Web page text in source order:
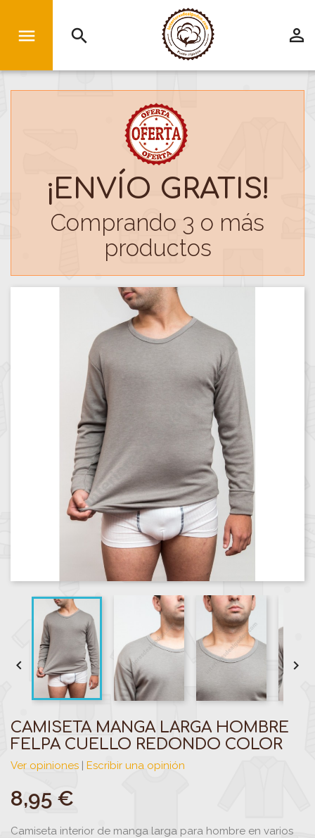
 search 
¡ENVÍO GRATIS!
Comprando 3 o más
productos
 
CAMISETA MANGA LARGA HOMBRE
FELPA CUELLO REDONDO COLOR
Ver opiniones | Escribir una opinión
8,95 €
Camiseta interior de manga larga para hombre en varios